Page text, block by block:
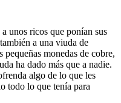
unos ricos que ponían sus
a una viuda de
monedas de cobre,
ha dado más que a nadie.
algo de lo que les
todo lo que tenía para